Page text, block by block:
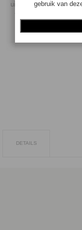
uitgevoerd met kuiltjes
tussen lemmet en
Voor
DETAILS